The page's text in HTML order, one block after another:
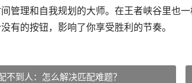
管理和自我规划的大师。在王者峡谷里也
有的按钮，影响了你享受胜利的节奏。
不到人：怎么解决匹配难题？